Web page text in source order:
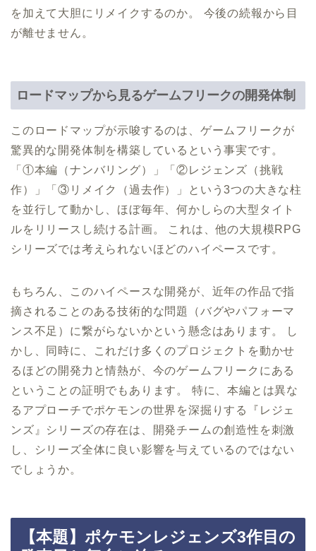
を加えて大胆にリメイクするのか。 今後の続報から目
が離せません。
ロードマップから見るゲームフリークの開発体制
このロードマップが示唆するのは、ゲームフリークが
驚異的な開発体制を構築しているという事実です。
「①本編（ナンバリング）」「②レジェンズ（挑戦
作）」「③リメイク（過去作）」という3つの大きな柱
を並行して動かし、ほぼ毎年、何かしらの大型タイト
ルをリリースし続ける計画。 これは、他の大規模RPG
シリーズでは考えられないほどのハイペースです。
もちろん、このハイペースな開発が、近年の作品で指
摘されることのある技術的な問題（バグやパフォーマ
ンス不足）に繋がらないかという懸念はあります。 し
かし、同時に、これだけ多くのプロジェクトを動かせ
るほどの開発力と情熱が、今のゲームフリークにある
ということの証明でもあります。 特に、本編とは異な
るアプローチでポケモンの世界を深掘りする『レジェ
ンズ』シリーズの存在は、開発チームの創造性を刺激
し、シリーズ全体に良い影響を与えているのではない
でしょうか。
【本題】ポケモンレジェンズ3作目の